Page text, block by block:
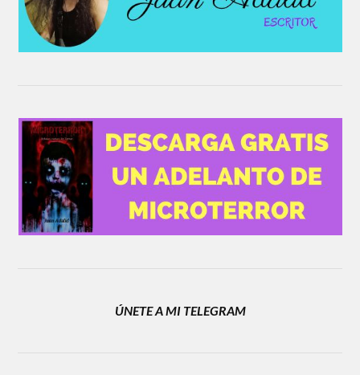
ÚNETE A MI TELEGRAM